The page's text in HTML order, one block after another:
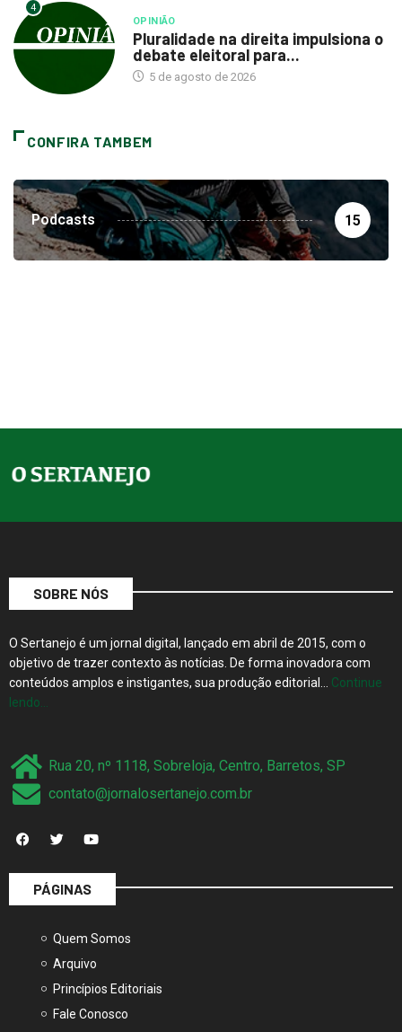
4
OPINIÃO
Pluralidade na direita impulsiona o
debate eleitoral para...
5 de agosto de 2026
CONFIRA TAMBEM
Podcasts 15
SOBRE NÓS
O Sertanejo é um jornal digital, lançado em abril de 2015, com o
objetivo de trazer contexto às notícias. De forma inovadora com
conteúdos amplos e instigantes, sua produção editorial… Continue
lendo…
Rua 20, nº 1118, Sobreloja, Centro, Barretos, SP
contato@jornalosertanejo.com.br
PÁGINAS
Quem Somos
Arquivo
Princípios Editoriais
Fale Conosco